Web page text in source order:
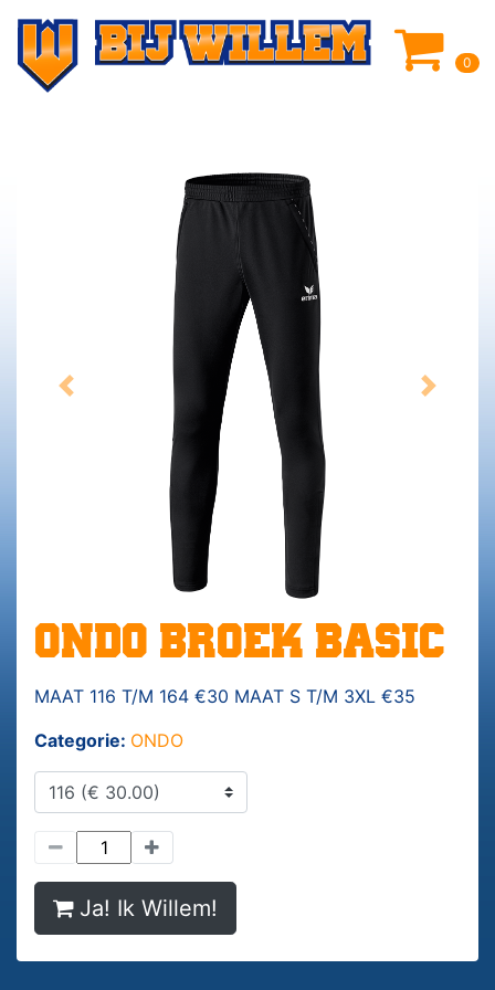
0
Previous Next
ONDO BROEK BASIC
MAAT 116 T/M 164 €30 MAAT S T/M 3XL €35
Categorie: ONDO
Ja! Ik Willem!